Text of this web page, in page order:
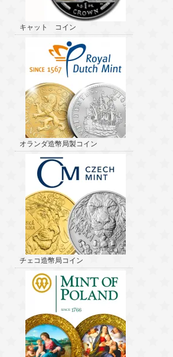
キャット コイン
オランダ造幣局製コイン
チェコ造幣局コイン